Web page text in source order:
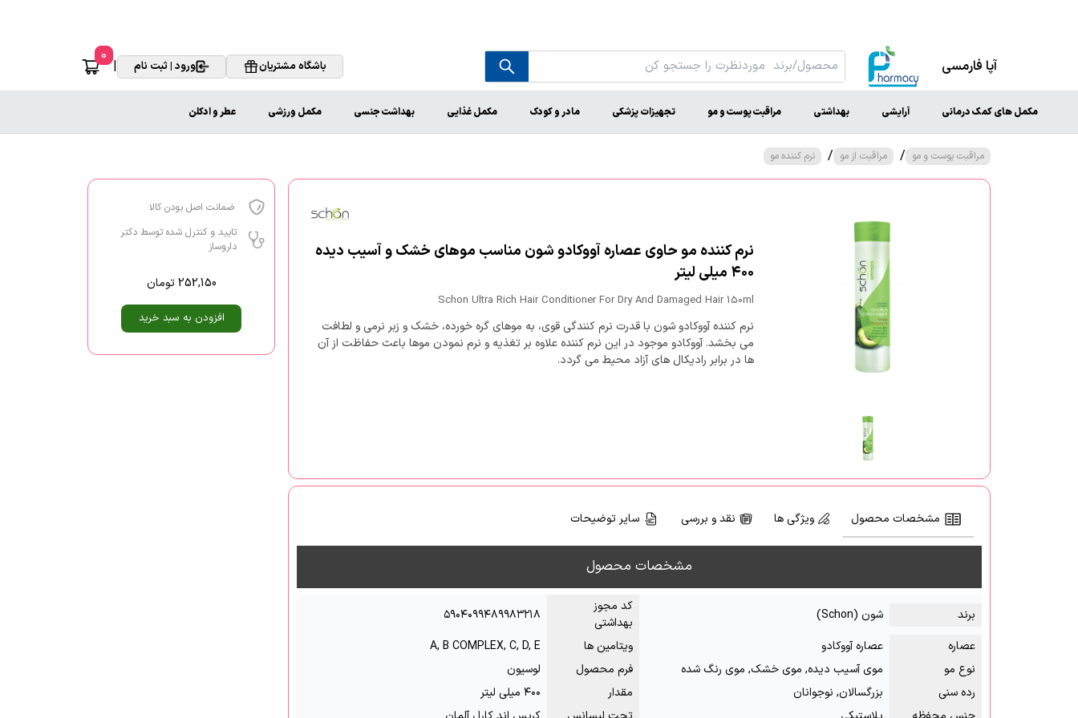
آپا فارمسی باشگاه مشتریان ورود | ثبت نام |
0
مکمل های کمک درمانی آرایشی بهداشتی مراقبت پوست و مو تجهیزات پزشکی مادر و کودک مکمل غذایی بهداشت جنسی مکمل ورزشی عطر و ادکلن
مراقبت پوست و مو / مراقبت از مو / نرم کننده مو
نرم کننده مو حاوی عصاره آووکادو شون مناسب موهای خشک و آسیب دیده
۴۰۰ میلی لیتر
Schon Ultra Rich Hair Conditioner For Dry And Damaged Hair 150ml
نرم کننده آووکادو شون با قدرت نرم کنندگی قوی، به موهای گره خورده، خشک و زبر نرمی و لطافت
می بخشد. آووکادو موجود در این نرم کننده علاوه بر تغذیه و نرم نمودن موها باعث حفاظت از آن
ها در برابر رادیکال های آزاد محیط می گردد.
مشخصات محصول ویژگی ها نقد و بررسی سایر توضیحات
مشخصات محصول
برند شون (Schon)
کد مجوز
بهداشتی
۵۹۰۴۰۹۹۴۸۹۹۸۳۲۱۸
عصاره
عصاره آووکادو ویتامین ها
A, B COMPLEX, C, D, E
نوع مو
موی آسیب دیده, موی خشک, موی رنگ شده فرم محصول
لوسیون
رده سنی
بزرگسالان, نوجوانان مقدار
۴۰۰ میلی لیتر
ضمانت اصل بودن کالا
تایید و کنترل شده توسط دکتر
داروساز
252,150 تومان
افزودن به سبد خرید